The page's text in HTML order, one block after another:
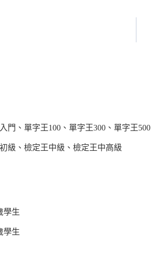
門、單字王100、單字王300、單字王500
級、檢定王中級、檢定王中高級
學生
學生